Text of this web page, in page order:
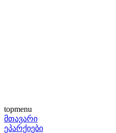
topmenu
მთავარი
ეპარქიები